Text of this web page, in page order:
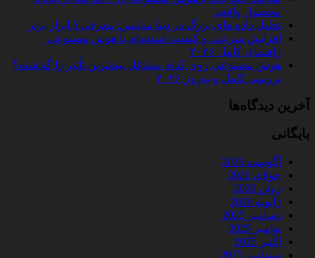
محصول واقعی
تحلیل داده‌ های بزرگ در دیتا ساینس: معرفی 5 ابزار برتر
افزایش سرعت و کیفیت استخدام با هوش مصنوعی |
راهنمای کامل ۲۰۲۶
هوش مصنوعی روی کدام مشاغل بیشترین تأثیر را گذاشته؟
بررسی کامل و به‌روز ۲۰۲۶
آخرین دیدگاه‌ها
بایگانی
آگوست 2026
جولای 2026
ژوئن 2026
ژانویه 2026
دسامبر 2025
نوامبر 2025
اکتبر 2025
سپتامبر 2025